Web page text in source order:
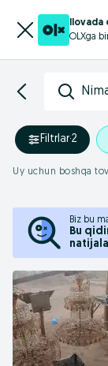
OLXga
Filtrlar·2
Uy uchun boshqa
Biz bu
Bu